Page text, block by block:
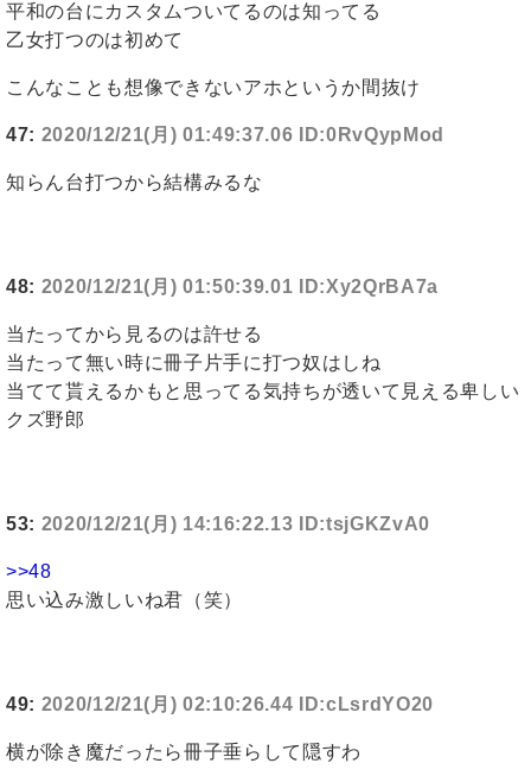
平和の台にカスタムついてるのは知ってる
乙女打つのは初めて
こんなことも想像できないアホというか間抜け
47: 2020/12/21(月) 01:49:37.06 ID:0RvQypMod
知らん台打つから結構みるな
48: 2020/12/21(月) 01:50:39.01 ID:Xy2QrBA7a
当たってから見るのは許せる
当たって無い時に冊子片手に打つ奴はしね
当てて貰えるかもと思ってる気持ちが透いて見える卑しい
クズ野郎
53: 2020/12/21(月) 14:16:22.13 ID:tsjGKZvA0
>>48
思い込み激しいね君（笑）
49: 2020/12/21(月) 02:10:26.44 ID:cLsrdYO20
横が除き魔だったら冊子垂らして隠すわ